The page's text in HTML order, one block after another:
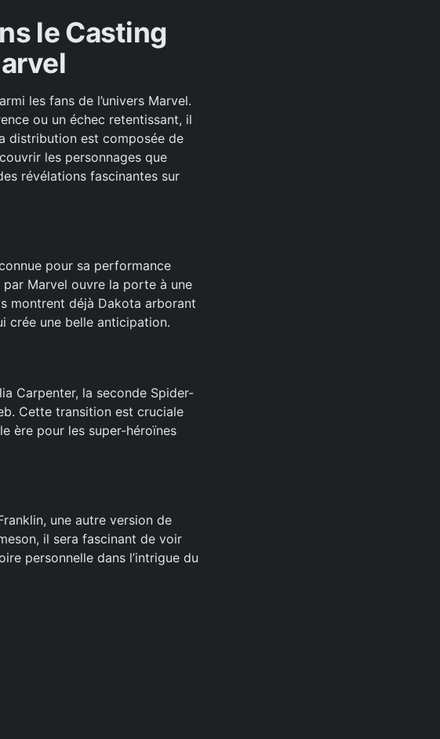
le Casting
les fans de l’univers Marvel.
ou un échec retentissant, il
distribution est composée de
les personnages que
révélations fascinantes sur
pour sa performance
Marvel ouvre la porte à une
montrent déjà Dakota arborant
crée une belle anticipation.
Carpenter, la seconde Spider-
Cette transition est cruciale
ère pour les super-héroïnes
une autre version de
il sera fascinant de voir
personnelle dans l’intrigue du